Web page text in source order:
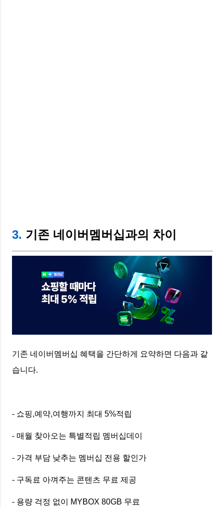
3. 기존 네이버멤버십과의 차이
기존 네이버멤버십 혜택을 간단하게 요약하면 다음과 같
습니다.
- 쇼핑,예약,여행까지 최대 5%적립
- 매월 찾아오는 특별적립 멤버십데이
- 가격 부담 낮추는 멤버십 전용 할인가
- 구독료 아껴주는 콘텐츠 무료 제공
- 용량 걱정 없이 MYBOX 80GB 무료